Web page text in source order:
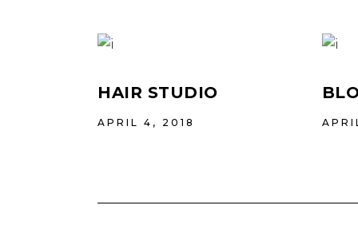
HAIR STUDIO
APRIL 4, 2018